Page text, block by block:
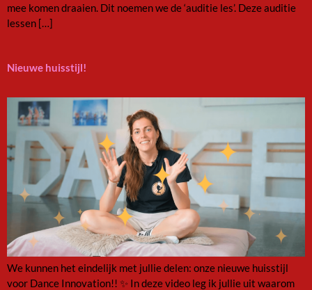
mee komen draaien. Dit noemen we de ‘auditie les’. Deze auditie
lessen […]
Nieuwe huisstijl!
We kunnen het eindelijk met jullie delen: onze nieuwe huisstijl
voor Dance Innovation!! ✨ In deze video leg ik jullie uit waarom